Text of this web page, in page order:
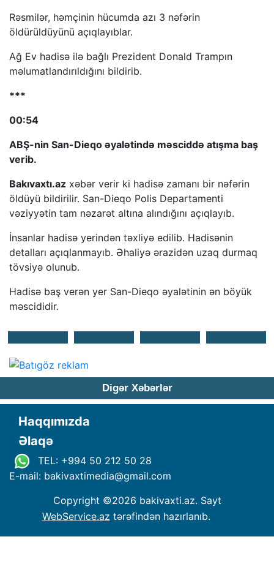
Rəsmilər, həmçinin hücumda azı 3 nəfərin
öldürüldüyünü açıqlayıblar.
Ağ Ev hadisə ilə bağlı Prezident Donald Trampın
məlumatlandırıldığını bildirib.
***
00:54
ABŞ-nin San-Dieqo əyalətində məsciddə atışma baş
verib.
Bakıvaxtı.az xəbər verir ki hadisə zamanı bir nəfərin
öldüyü bildirilir. San-Dieqo Polis Departamenti
vəziyyətin tam nəzarət altına alındığını açıqlayıb.
İnsanlar hadisə yerindən təxliyə edilib. Hadisənin
detalları açıqlanmayıb. Əhaliyə ərazidən uzaq durmaq
tövsiyə olunub.
Hadisə baş verən yer San-Dieqo əyalətinin ən böyük
məscididir.
Digər Xəbərlər
Haqqımızda
Əlaqə
TEL: +994 50 212 50 28
E-mail: bakivaxtimedia@gmail.com
Copyright ©2026 bakivaxti.az. Sayt
WebService.az tərəfindən hazırlanıb.